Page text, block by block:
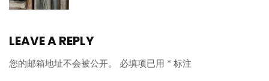
LEAVE A REPLY
您的邮箱地址不会被公开。 必填项已用 * 标注